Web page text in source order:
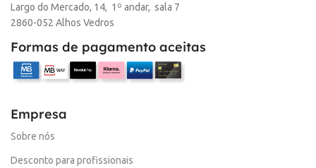
Largo do Mercado, 14, 1º andar, sala 7
2860-052 Alhos Vedros
Formas de pagamento aceitas
Empresa
Sobre nós
Desconto para profissionais